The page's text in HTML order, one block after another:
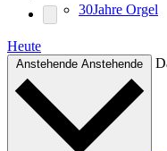
30Jahre Orgel
Heute
Anstehende Anstehende